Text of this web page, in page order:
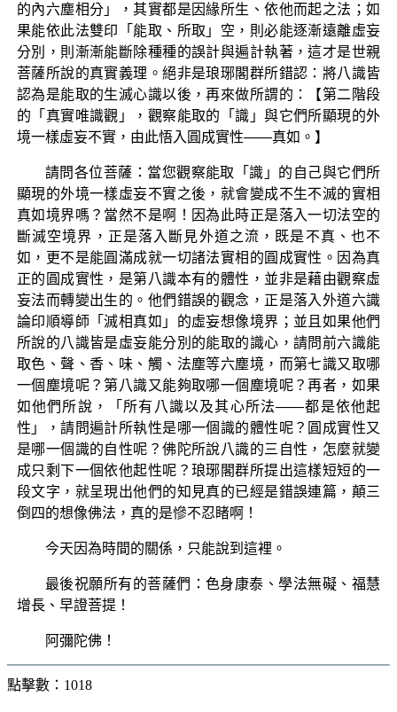
的內六塵相分」，其實都是因緣所生、依他而起之法；如
果能依此法雙印「能取、所取」空，則必能逐漸遠離虛妄
分別，則漸漸能斷除種種的誤計與遍計執著，這才是世親
菩薩所說的真實義理。絕非是琅琊閣群所錯認：將八識皆
認為是能取的生滅心識以後，再來做所謂的：【第二階段
的「真實唯識觀」，觀察能取的「識」與它們所顯現的外
境一樣虛妄不實，由此悟入圓成實性——真如。】
請問各位菩薩：當您觀察能取「識」的自己與它們所
顯現的外境一樣虛妄不實之後，就會變成不生不滅的實相
真如境界嗎？當然不是啊！因為此時正是落入一切法空的
斷滅空境界，正是落入斷見外道之流，既是不真、也不
如，更不是能圓滿成就一切諸法實相的圓成實性。因為真
正的圓成實性，是第八識本有的體性，並非是藉由觀察虛
妄法而轉變出生的。他們錯誤的觀念，正是落入外道六識
論印順導師「滅相真如」的虛妄想像境界；並且如果他們
所說的八識皆是虛妄能分別的能取的識心，請問前六識能
取色、聲、香、味、觸、法塵等六塵境，而第七識又取哪
一個塵境呢？第八識又能夠取哪一個塵境呢？再者，如果
如他們所說，「所有八識以及其心所法——都是依他起
性」，請問遍計所執性是哪一個識的體性呢？圓成實性又
是哪一個識的自性呢？佛陀所說八識的三自性，怎麼就變
成只剩下一個依他起性呢？琅琊閣群所提出這樣短短的一
段文字，就呈現出他們的知見真的已經是錯誤連篇，顛三
倒四的想像佛法，真的是慘不忍睹啊！
今天因為時間的關係，只能說到這裡。
最後祝願所有的菩薩們：色身康泰、學法無礙、福慧
增長、早證菩提！
阿彌陀佛！
點擊數：1018